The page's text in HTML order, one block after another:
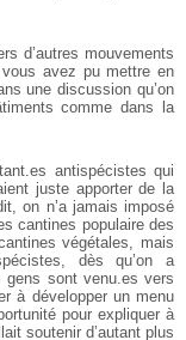
d’autres mouvements
avez pu mettre en
une discussion qu’on
comme dans la
antispécistes qui
juste apporter de la
on n’a jamais imposé
cantines populaire des
végétales, mais
dès qu’on a
sont venu.es vers
à développer un menu
pour expliquer à
soutenir d’autant plus